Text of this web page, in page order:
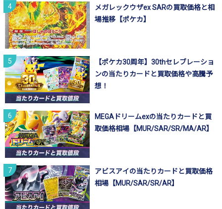
メガレックウザex SARの買取価格と相
場推移【ポケカ】
【ポケカ30周年】30thセレブレーショ
ンの当たりカードと買取価格や高騰予
想！
MEGAドリームexの当たりカードと買
取価格相場【MUR/SAR/SR/MA/AR】
アビスアイの当たりカードと買取価格
相場【MUR/SAR/SR/AR】